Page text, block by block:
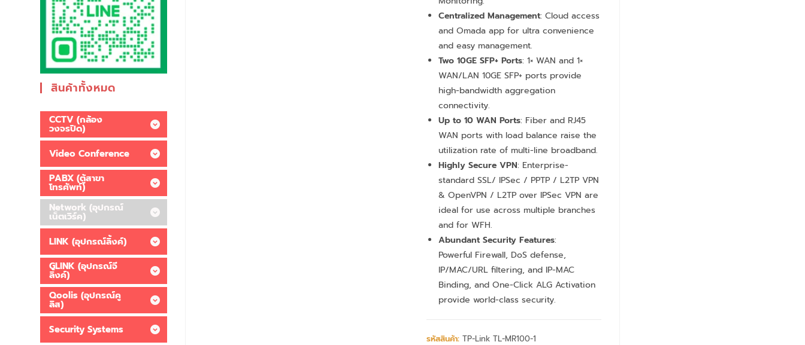
Centralized Management: Cloud access
and Omada app for ultra convenience
and easy management.
Two 10GE SFP+ Ports: 1× WAN and 1×
WAN/LAN 10GE SFP+ ports provide
high-bandwidth aggregation
connectivity.
Up to 10 WAN Ports: Fiber and RJ45
WAN ports with load balance raise the
utilization rate of multi-line broadband.
Highly Secure VPN: Enterprise-
standard SSL/ IPSec / PPTP / L2TP VPN
& OpenVPN / L2TP over IPSec VPN are
ideal for use across multiple branches
and for WFH.
Abundant Security Features:
Powerful Firewall, DoS defense,
IP/MAC/URL filtering, and IP-MAC
Binding, and One-Click ALG Activation
provide world-class security.
รหัสสินค้า: TP-Link TL-MR100-1
สินค้าทั้งหมด
CCTV (กล้อง
วงจรปิด)
Video Conference
PABX (ตู้สาขา
โทรศัพท์)
Network (อุปกรณ์
เน็ตเวิร์ค)
LINK (อุปกรณ์ลิ้งค์)
GLINK (อุปกรณ์จี
ลิ้งค์)
Qoolis (อุปกรณ์คู
ลิส)
Security Systems